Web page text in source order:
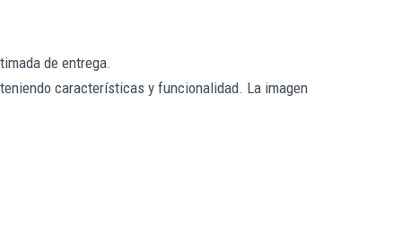
de entrega.
características y funcionalidad. La imagen